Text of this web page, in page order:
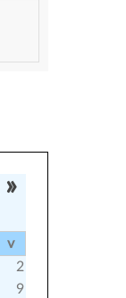
»
v
2
9